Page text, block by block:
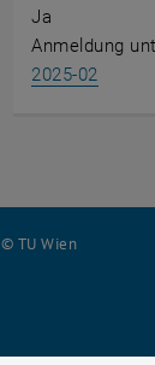
Ja
Anmeldung
2025-02
© TU Wien